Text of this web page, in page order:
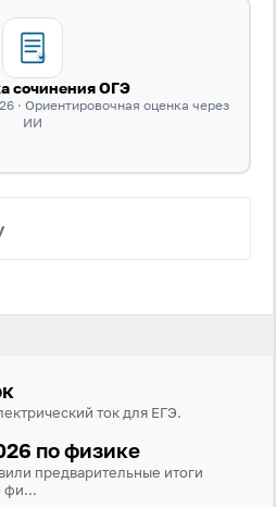
сочинения ОГЭ
· Ориентировочная оценка через
ИИ
ток для ЕГЭ.
по физике
предварительные итоги
фи...